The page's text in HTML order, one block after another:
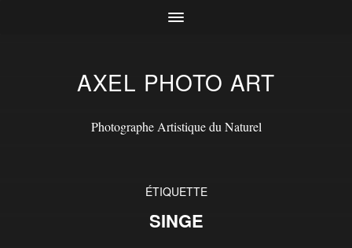
AXEL PHOTO ART
Photographe Artistique du Naturel
ÉTIQUETTE
SINGE